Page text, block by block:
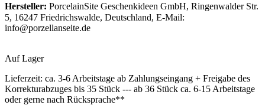
Hersteller: PorcelainSite Geschenkideen GmbH, Ringenwalder Str.
5, 16247 Friedrichswalde, Deutschland, E-Mail:
info@porzellanseite.de
Auf Lager
Lieferzeit: ca. 3-6 Arbeitstage ab Zahlungseingang + Freigabe des
Korrekturabzuges bis 35 Stück --- ab 36 Stück ca. 6-15 Arbeitstage
oder gerne nach Rücksprache**